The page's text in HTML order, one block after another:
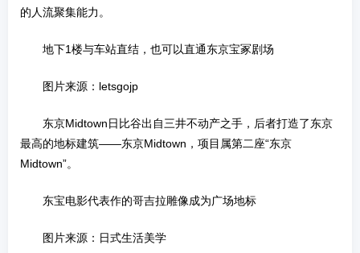
的人流聚集能力。
地下1楼与车站直结，也可以直通东京宝冢剧场
图片来源：letsgojp
东京Midtown日比谷出自三井不动产之手，后者打造了东京
最高的地标建筑——东京Midtown，项目属第二座“东京
Midtown”。
东宝电影代表作的哥吉拉雕像成为广场地标
图片来源：日式生活美学